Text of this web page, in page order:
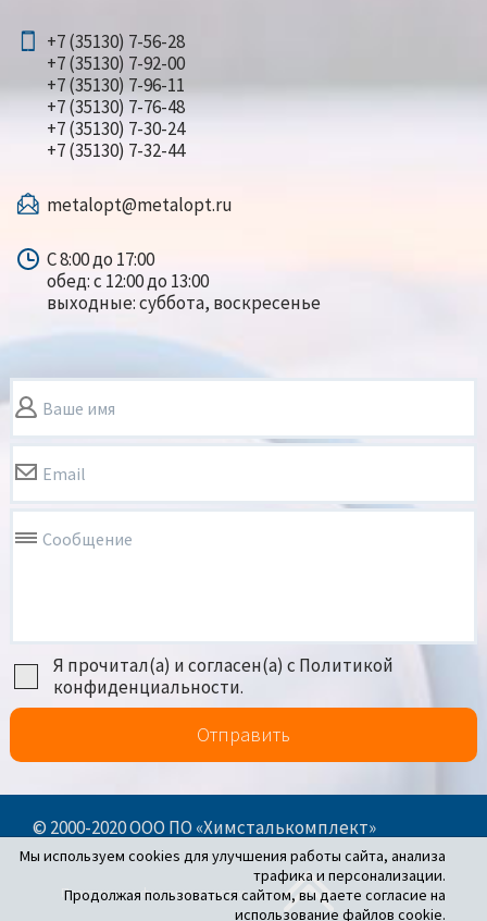
Мы используем cookies для улучшения работы сайта, анализа
трафика и персонализации.
Продолжая пользоваться сайтом, вы даете согласие на
использование файлов cookie.
+7 (35130) 7-56-28
+7 (35130) 7-92-00
+7 (35130) 7-96-11
+7 (35130) 7-76-48
+7 (35130) 7-30-24
+7 (35130) 7-32-44
metalopt@metalopt.ru
С 8:00 до 17:00
обед: с 12:00 до 13:00
выходные: суббота, воскресенье
Ваше имя
Email
Сообщение
Я прочитал(а) и согласен(а) с Политикой
конфиденциальности.
Отправить
© 2000-2020 ООО ПО «Химсталькомплект»
Политика конфиденциальности